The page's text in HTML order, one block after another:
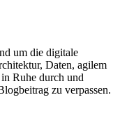
um die digitale
Daten, agilem
Ruhe durch und
zu verpassen.